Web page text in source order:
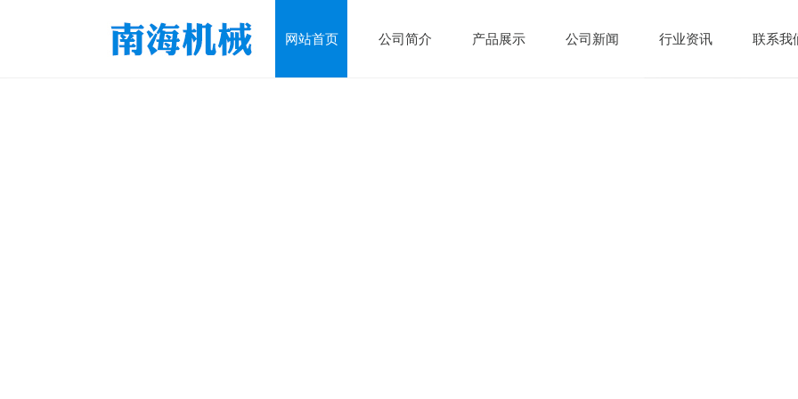
网站首页 公司简介 产品展示 公司新闻 行业资讯 联系我